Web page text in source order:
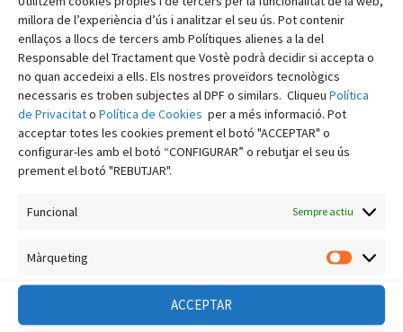
millora de l’experiència d’ús i analitzar el seu ús. Pot contenir
enllaços a llocs de tercers amb Polítiques alienes a la del
Responsable del Tractament que Vostè podrà decidir si accepta o
no quan accedeixi a ells. Els nostres proveïdors tecnològics
necessaris es troben subjectes al DPF o similars. Cliqueu Política
de Privacitato Política de Cookies per a més informació. Pot
acceptar totes les cookies prement el botó "ACCEPTAR" o
configurar-les amb el botó “CONFIGURAR” o rebutjar el seu ús
prement el botó "REBUTJAR".
Funcional Sempre actiu
Màrqueting
ACCEPTAR
novembre 2023
octubre 2023
setembre 2023
agost 2023
juliol 2023
juny 2023
maig 2023